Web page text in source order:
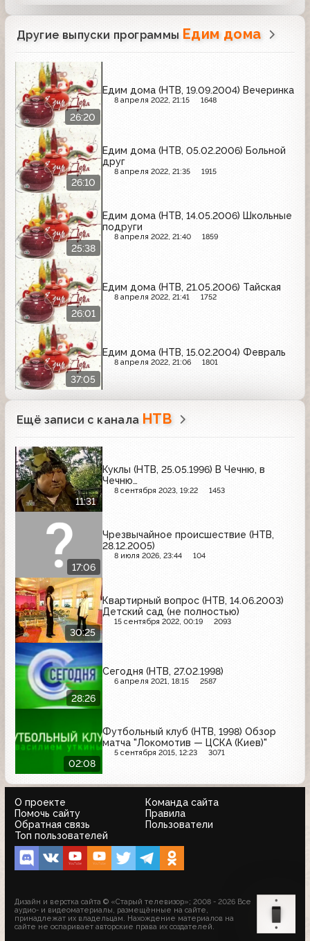
Другие выпуски программы Едим дома
26:20
Едим дома (НТВ, 19.09.2004) Вечеринка
8 апреля 2022, 21:15 1648
26:10
Едим дома (НТВ, 05.02.2006) Больной
друг
8 апреля 2022, 21:35 1915
25:38
Едим дома (НТВ, 14.05.2006) Школьные
подруги
8 апреля 2022, 21:40 1859
26:01
Едим дома (НТВ, 21.05.2006) Тайская
8 апреля 2022, 21:41 1752
37:05
Едим дома (НТВ, 15.02.2004) Февраль
8 апреля 2022, 21:06 1801
Ещё записи с канала НТВ
11:31
Куклы (НТВ, 25.05.1996) В Чечню, в
Чечню…
8 сентября 2023, 19:22 1453
17:06
Чрезвычайное происшествие (НТВ,
28.12.2005)
8 июля 2026, 23:44 104
30:25
Квартирный вопрос (НТВ, 14.06.2003)
Детский сад (не полностью)
15 сентября 2022, 00:19 2093
28:26
Сегодня (НТВ, 27.02.1998)
6 апреля 2021, 18:15 2587
02:08
Футбольный клуб (НТВ, 1998) Обзор
матча "Локомотив — ЦСКА (Киев)"
5 сентября 2015, 12:23 3071
О проекте
Команда сайта
Помочь сайту
Правила
Обратная связь
Пользователи
Топ пользователей
Дизайн и верстка сайта © «Старый телевизор»; 2008 - 2026 Все
аудио- и видеоматериалы, размещённые на сайте,
принадлежат их владельцам. Нахождение материалов на
сайте не оспаривает авторские права их создателей.